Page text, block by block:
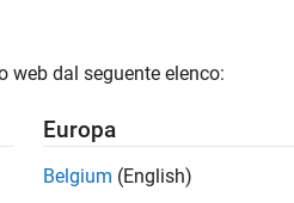
web dal seguente elenco:
Europa
Belgium (English)